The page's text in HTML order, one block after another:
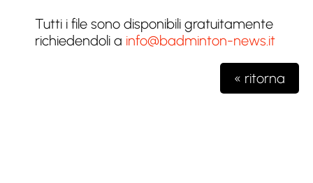
Tutti i file sono disponibili gratuitamente
richiedendoli a info@badminton-news.it
« ritorna